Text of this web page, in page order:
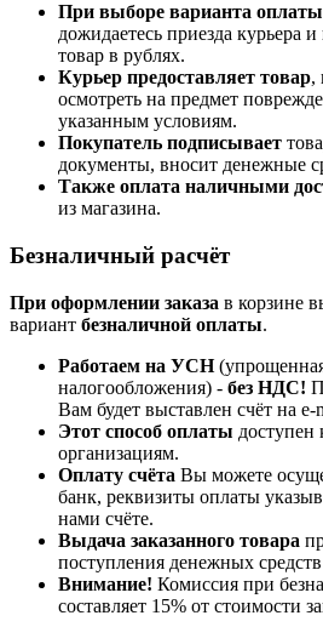
При выборе варианта
дожидаетесь приезда курьера
товар в рублях.
Курьер предоставляет товар,
осмотреть на предмет
указанным условиям.
Покупатель подписывает
документы, вносит денежные
Также оплата наличными
из магазина.
Безналичный расчёт
При оформлении заказа в корзине
вариант безналичной оплаты.
Работаем на УСН
налогообложения) - без НДС!
Вам будет выставлен счёт на e-
Этот способ оплаты доступен
организациям.
Оплату счёта Вы можете
банк, реквизиты оплаты
нами счёте.
Выдача заказанного товара
поступления денежных
Внимание! Комиссия при
составляет 15% от стоимости